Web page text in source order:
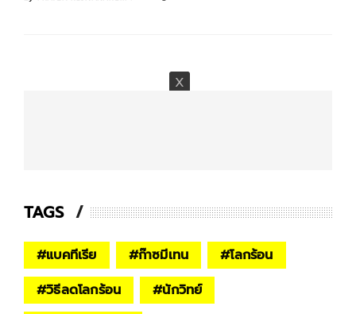
TAGS
#แบคทีเรีย #ก๊าซมีเทน #โลกร้อน
#วิธีลดโลกร้อน #นักวิทย์